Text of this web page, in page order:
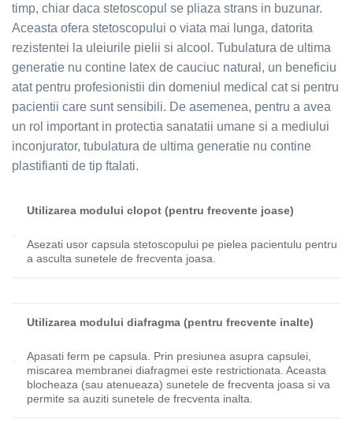
timp, chiar daca stetoscopul se pliaza strans in buzunar.
Aceasta ofera stetoscopului o viata mai lunga, datorita
rezistentei la uleiurile pielii si alcool. Tubulatura de ultima
generatie nu contine latex de cauciuc natural, un beneficiu
atat pentru profesionistii din domeniul medical cat si pentru
pacientii care sunt sensibili. De asemenea, pentru a avea
un rol important in protectia sanatatii umane si a mediului
inconjurator, tubulatura de ultima generatie nu contine
plastifianti de tip ftalati.
Utilizarea modului clopot (pentru frecvente joase)
Asezati usor capsula stetoscopului pe pielea pacientulu pentru
a asculta sunetele de frecventa joasa.
Utilizarea modului diafragma (pentru frecvente inalte)
Apasati ferm pe capsula. Prin presiunea asupra capsulei,
miscarea membranei diafragmei este restrictionata. Aceasta
blocheaza (sau atenueaza) sunetele de frecventa joasa si va
permite sa auziti sunetele de frecventa inalta.